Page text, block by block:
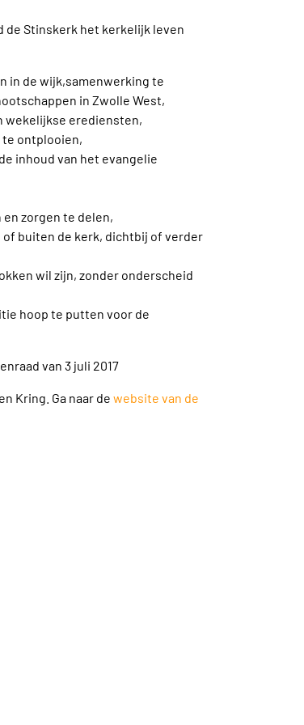
Stinskerk het kerkelijk leven
in de wijk,samenwerking te
in Zwolle West,
wekelijkse erediensten,
ontplooien,
inhoud van het evangelie
en zorgen te delen,
buiten de kerk, dichtbij of verder
wil zijn, zonder onderscheid
hoop te putten voor de
van 3 juli 2017
Kring. Ga naar de website van de